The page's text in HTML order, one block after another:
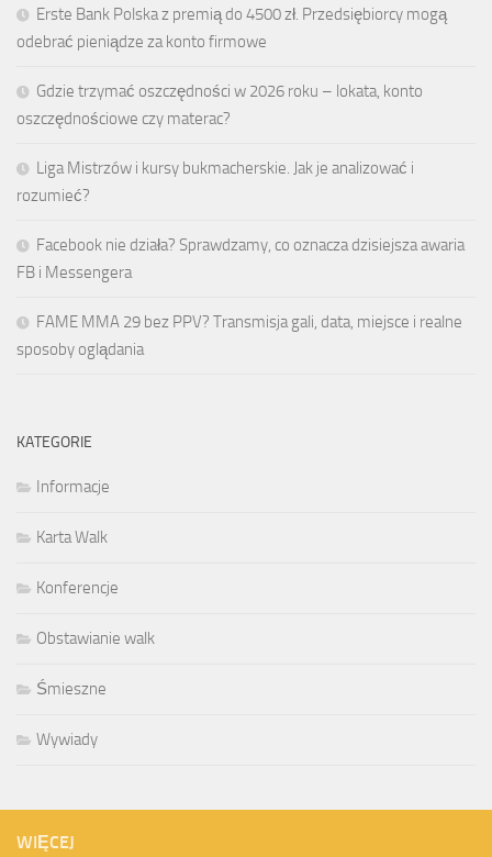
Erste Bank Polska z premią do 4500 zł. Przedsiębiorcy mogą
odebrać pieniądze za konto firmowe
Gdzie trzymać oszczędności w 2026 roku – lokata, konto
oszczędnościowe czy materac?
Liga Mistrzów i kursy bukmacherskie. Jak je analizować i
rozumieć?
Facebook nie działa? Sprawdzamy, co oznacza dzisiejsza awaria
FB i Messengera
FAME MMA 29 bez PPV? Transmisja gali, data, miejsce i realne
sposoby oglądania
KATEGORIE
Informacje
Karta Walk
Konferencje
Obstawianie walk
Śmieszne
Wywiady
WIĘCEJ